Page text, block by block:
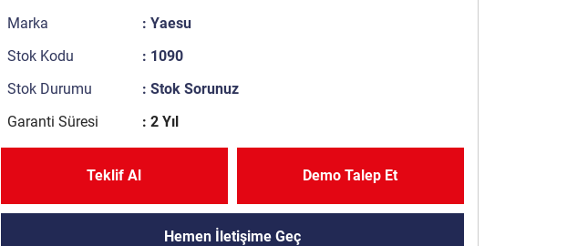
Marka
: Yaesu
Stok Kodu
: 1090
Stok Durumu
: Stok Sorunuz
Garanti Süresi
: 2 Yıl
Teklif Al Demo Talep Et
Hemen İletişime Geç